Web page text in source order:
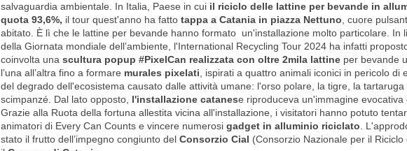
salvaguardia ambientale. In Italia, Paese in cui il riciclo delle lattine per bevande in
quota 93,6%, il tour quest'anno ha fatto tappa a Catania in piazza Nettuno, cuore
abitato. È lì che le lattine per bevande hanno formato un'installazione molto particolare. In
della Giornata mondiale dell’ambiente, l'International Recycling Tour 2024 ha infatti
coinvolta una scultura popup #PixelCan realizzata con oltre 2mila lattine per bevande
l’una all’altra fino a formare murales pixelati, ispirati a quattro animali iconici in pericolo di
del degrado dell'ecosistema causato dalle attività umane: l'orso polare, la tigre, la
scimpanzé. Dal lato opposto, l'installazione catanese riproduceva un'immagine evocativa
Grazie alla Ruota della fortuna allestita vicina all'installazione, i visitatori hanno potuto
animatori di Every Can Counts e vincere numerosi gadget in alluminio riciclato.
stato il frutto dell’impegno congiunto del Consorzio Cial (Consorzio Nazionale per il Riciclo